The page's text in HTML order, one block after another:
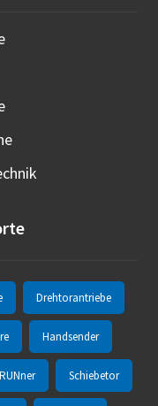
Drehtorantriebe
Handsender
RUNner Schiebetor